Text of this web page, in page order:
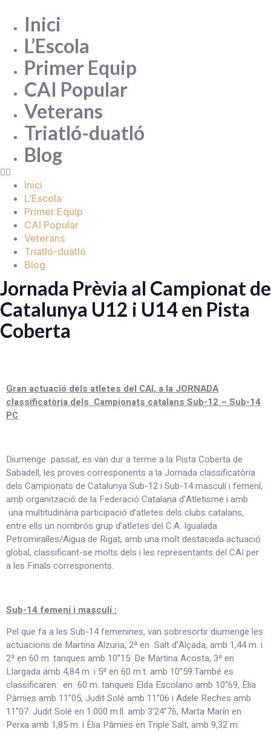
Inici
L’Escola
Primer Equip
CAI Popular
Veterans
Triatló-duatló
Blog
Inici
L’Escola
Primer Equip
CAI Popular
Veterans
Triatló-duatló
Blog
Jornada Prèvia al Campionat de
Catalunya U12 i U14 en Pista
Coberta
Gran actuació dels atletes del CAI, a la JORNADA
classificatòria dels Campionats catalans Sub-12 – Sub-14
PC
Diumenge passat, es van dur a terme a la Pista Coberta de
Sabadell, les proves corresponents a la Jornada classificatòria
dels Campionats de Catalunya Sub-12 i Sub-14 masculí i femení,
amb organització de la Federació Catalana d’Atletisme i amb
una multitudinària participació d’atletes dels clubs catalans,
entre ells un nombrós grup d’atletes del C.A. Igualada
Petromiralles/Aigua de Rigat, amb una molt destacada actuació
global, classificant-se molts dels i les representants del CAI per
a les Finals corresponents.
Sub-14 femení i masculí :
Pel que fa a les Sub-14 femenines, van sobresortir diumenge les
actuacions de Martina Alzuria, 2ª en Salt d’Alçada, amb 1,44 m. i
2ª en 60 m. tanques amb 10”15. De Martina Acosta, 3ª en
Llargada amb 4,84 m. i 5ª en 60 m.t. amb 10”59.També es
classificaren: en 60 m. tanques Elda Escolano amb 10”69, Èlia
Pàmies amb 11”05, Judit Solé amb 11”06 i Adele Reches amb
11”07. Judit Solé en 1.000 m.ll. amb 3’24”76, Marta Marín en
Perxa amb 1,85 m. i Èlia Pàmies en Triple Salt, amb 9,32 m.